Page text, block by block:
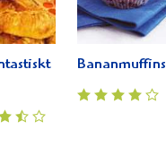
Bananmuffins